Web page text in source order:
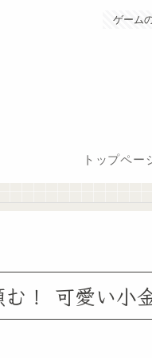
ゲーム
トップペー
！ 可愛い小